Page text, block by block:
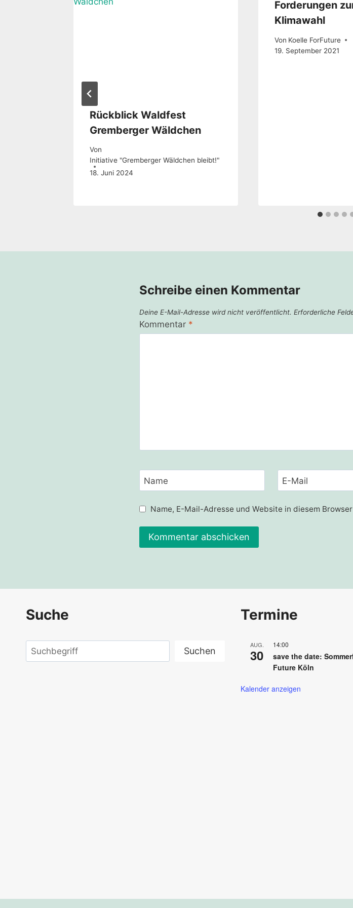
Rückblick Waldfest
Gremberger Wäldchen
Von
Initiative "Gremberger Wäldchen bleibt!"
18. Juni 2024
Forderungen
Klimawahl
Von Koelle ForFuture
19. September 2021
Schreibe einen Kommentar
Deine E-Mail-Adresse wird nicht veröffentlicht. Erforderliche
Kommentar *
Name E-Mail
Name, E-Mail-Adresse und Website in diesem
Suche
Suchen Suchen
Termine
AUG.
30
14:00
save the date:
Future Köln
Kalender anzeigen